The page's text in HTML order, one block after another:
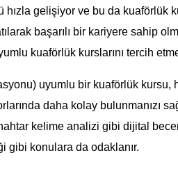
gelişiyor ve bu da kuaförlük
başarılı bir kariyere sahip
kuaförlük kurslarını tercih
uyumlu bir kuaförlük
daha kolay bulunmanızı
kelime analizi gibi dijital
gibi konulara da odaklanır.